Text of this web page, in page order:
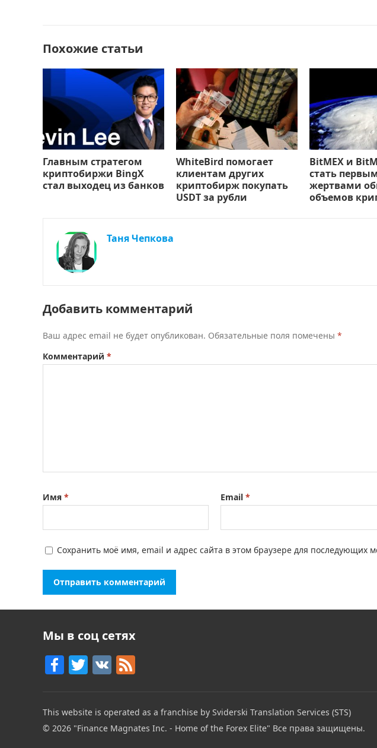
k т
ь
Похожие статьи
Главным стратегом
криптобиржи BingX
стал выходец из банков
WhiteBird помогает
клиентам других
криптобирж покупать
USDT за рубли
BitMEX и
стать
жертвами
объемов
Таня Чепкова
Добавить комментарий
Ваш адрес email не будет опубликован. Обязательные поля помечены *
Комментарий *
Имя * Email *
Сохранить моё имя, email и адрес сайта в этом браузере для последующих
Мы в соц сетях
F
e
T
itt
er
V
e
d
This website is operated as a franchise by Sviderski Translation Services (STS)
© 2026 "Finance Magnates Inc. - Home of the Forex Elite" Все права защищены.